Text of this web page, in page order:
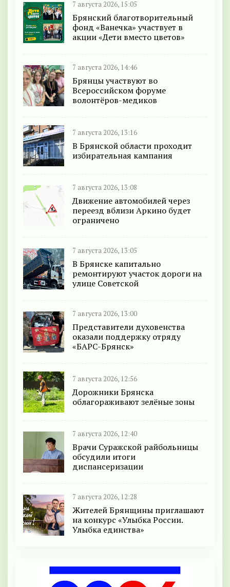
7 августа 2026, 15:05
Брянский благотворительный
фонд «Ванечка» участвует в
акции «Дети вместо цветов»
7 августа 2026, 14:46
Брянцы участвуют во
Всероссийском форуме
волонтёров-медиков
7 августа 2026, 13:16
В Брянской области проходит
избирательная кампания
7 августа 2026, 13:08
Движение автомобилей через
переезд вблизи Аркино будет
ограничено
7 августа 2026, 13:05
В Брянске капитально
ремонтируют участок дороги на
улице Советской
7 августа 2026, 13:00
Представители духовенства
оказали поддержку отряду
«БАРС-Брянск»
7 августа 2026, 12:56
Дорожники Брянска
облагораживают зелёные зоны
7 августа 2026, 12:40
Врачи Суражской райбольницы
обсудили итоги
диспансеризации
7 августа 2026, 12:28
Жителей Брянщины приглашают
на конкурс «Улыбка России.
Улыбка единства»